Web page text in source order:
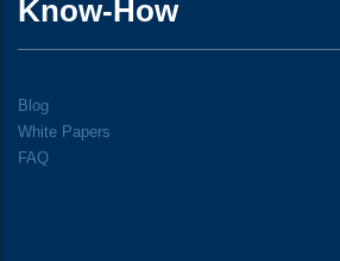
Know-How
Blog
White Papers
FAQ